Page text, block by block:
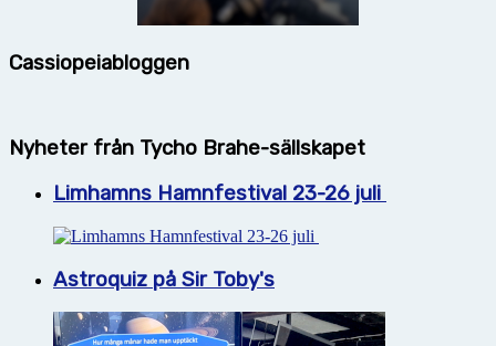
Cassiopeiabloggen
Nyheter från Tycho Brahe-sällskapet
Limhamns Hamnfestival 23-26 juli
Astroquiz på Sir Toby's